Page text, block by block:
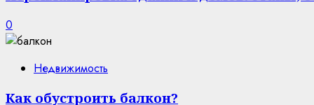
0
Недвижимость
Как обустроить балкон?